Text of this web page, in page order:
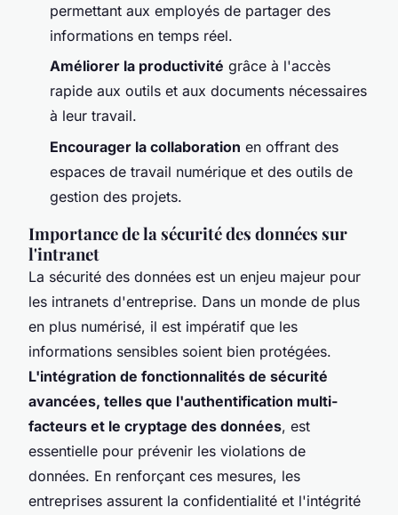
permettant aux employés de partager des
informations en temps réel.
Améliorer la productivité grâce à l'accès
rapide aux outils et aux documents nécessaires
à leur travail.
Encourager la collaboration en offrant des
espaces de travail numérique et des outils de
gestion des projets.
Importance de la sécurité des données sur
l'intranet
La sécurité des données est un enjeu majeur pour
les intranets d'entreprise. Dans un monde de plus
en plus numérisé, il est impératif que les
informations sensibles soient bien protégées.
L'intégration de fonctionnalités de sécurité
avancées, telles que l'authentification multi-
facteurs et le cryptage des données, est
essentielle pour prévenir les violations de
données. En renforçant ces mesures, les
entreprises assurent la confidentialité et l'intégrité